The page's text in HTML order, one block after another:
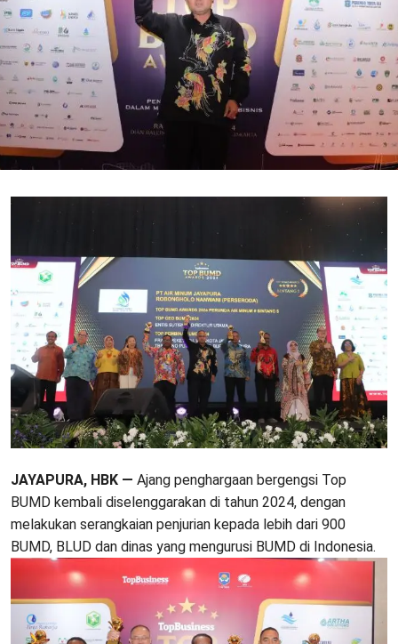
JAYAPURA, HBK — Ajang penghargaan bergengsi Top
BUMD kembali diselenggarakan di tahun 2024, dengan
melakukan serangkaian penjurian kepada lebih dari 900
BUMD, BLUD dan dinas yang mengurusi BUMD di Indonesia.